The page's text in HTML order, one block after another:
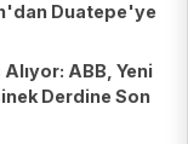
Duatepe'ye
ABB, Yeni
Derdine Son